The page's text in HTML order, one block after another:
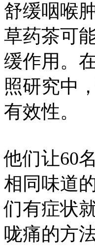
舒缓咽喉
草药茶可
缓作用。
照研究中
有效性。
他们让60
相同味道
们有症状
咙痛的方法